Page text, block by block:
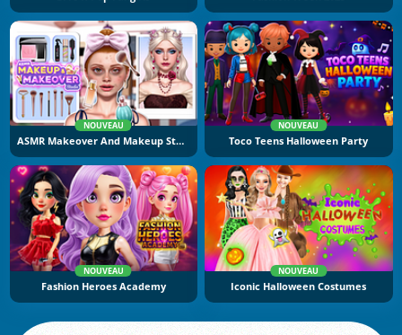
NOUVEAU
ASMR Makeover And Makeup Studio
NOUVEAU
Toco Teens Halloween Party
NOUVEAU
Fashion Heroes Academy
NOUVEAU
Iconic Halloween Costumes